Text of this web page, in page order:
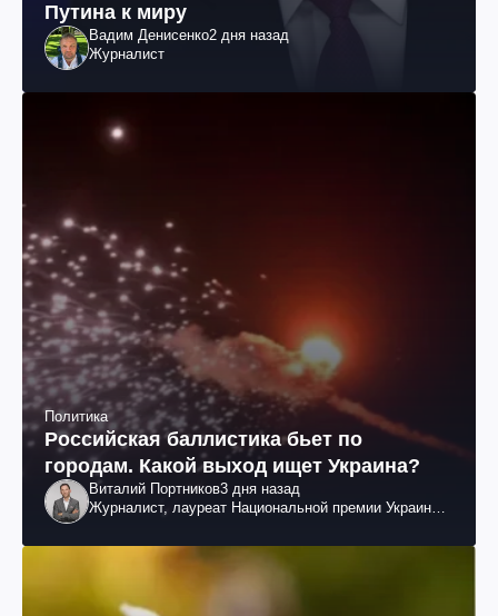
Путина к миру
Вадим Денисенко2 дня назад
Журналист
Политика
Российская баллистика бьет по
городам. Какой выход ищет Украина?
Виталий Портников3 дня назад
Журналист, лауреат Национальной премии Украины